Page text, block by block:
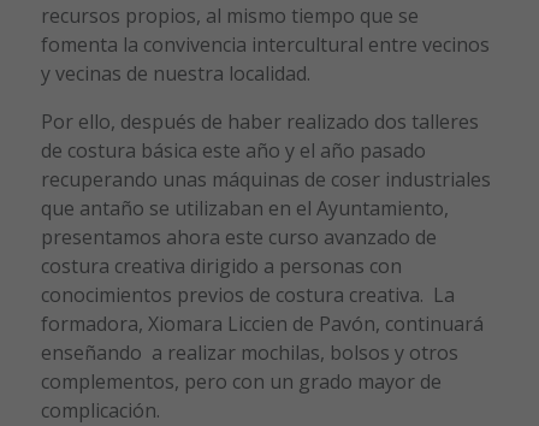
recursos propios, al mismo tiempo que se
fomenta la convivencia intercultural entre vecinos
y vecinas de nuestra localidad.
Por ello, después de haber realizado dos talleres
de costura básica este año y el año pasado
recuperando unas máquinas de coser industriales
que antaño se utilizaban en el Ayuntamiento,
presentamos ahora este curso avanzado de
costura creativa dirigido a personas con
conocimientos previos de costura creativa. La
formadora, Xiomara Liccien de Pavón, continuará
enseñando a realizar mochilas, bolsos y otros
complementos, pero con un grado mayor de
complicación.